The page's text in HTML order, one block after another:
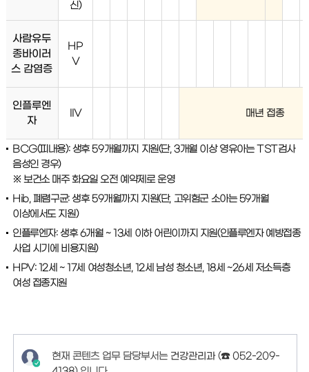
신)
사람유두
종바이러
스 감염증
HP
V
인플루엔
자
IIV 매년 접종
BCG(피내용): 생후 59개월까지 지원(단, 3개월 이상 영유아는 TST검사
음성인 경우)
※ 보건소 매주 화요일 오전 예약제로 운영
Hib, 폐렴구균: 생후 59개월까지 지원(단, 고위험군 소아는 59개월
이상에서도 지원)
인플루엔자: 생후 6개월 ~ 13세 이하 어린이까지 지원(인플루엔자 예방접종
사업 시기에 비용지원)
HPV: 12세 ~ 17세 여성청소년, 12세 남성 청소년, 18세 ~26세 저소득층
여성 접종지원
현재 콘텐츠 업무 담당부서는 건강관리과(☎ 052-209-